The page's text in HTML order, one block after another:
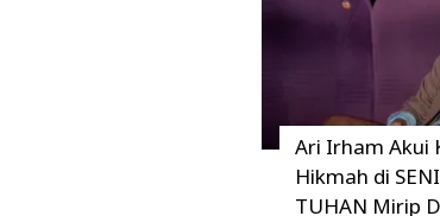
Ari Irham Akui
Hikmah di
TUHAN Mirip